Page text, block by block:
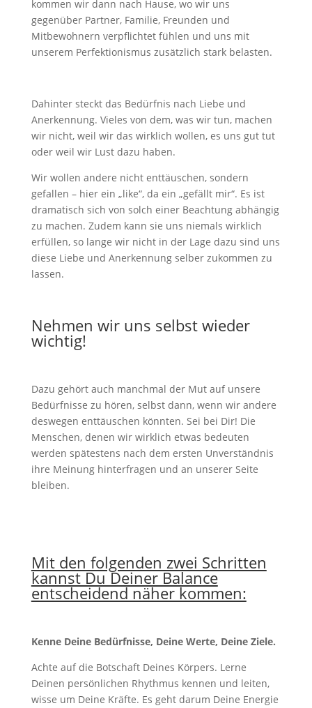
kommen wir dann nach Hause, wo wir uns
gegenüber Partner, Familie, Freunden und
Mitbewohnern verpflichtet fühlen und uns mit
unserem Perfektionismus zusätzlich stark belasten.
Dahinter steckt das Bedürfnis nach Liebe und
Anerkennung. Vieles von dem, was wir tun, machen
wir nicht, weil wir das wirklich wollen, es uns gut tut
oder weil wir Lust dazu haben.
Wir wollen andere nicht enttäuschen, sondern
gefallen – hier ein „like“, da ein „gefällt mir“. Es ist
dramatisch sich von solch einer Beachtung abhängig
zu machen. Zudem kann sie uns niemals wirklich
erfüllen, so lange wir nicht in der Lage dazu sind uns
diese Liebe und Anerkennung selber zukommen zu
lassen.
Nehmen wir uns selbst wieder
wichtig!
Dazu gehört auch manchmal der Mut auf unsere
Bedürfnisse zu hören, selbst dann, wenn wir andere
deswegen enttäuschen könnten. Sei bei Dir! Die
Menschen, denen wir wirklich etwas bedeuten
werden spätestens nach dem ersten Unverständnis
ihre Meinung hinterfragen und an unserer Seite
bleiben.
Mit den folgenden zwei Schritten
kannst Du Deiner Balance
entscheidend näher kommen:
Kenne Deine Bedürfnisse, Deine Werte, Deine Ziele.
Achte auf die Botschaft Deines Körpers. Lerne
Deinen persönlichen Rhythmus kennen und leiten,
wisse um Deine Kräfte. Es geht darum Deine Energie